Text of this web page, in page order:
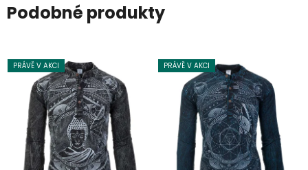
Podobné produkty
PRÁVĚ V AKCI PRÁVĚ V AKCI